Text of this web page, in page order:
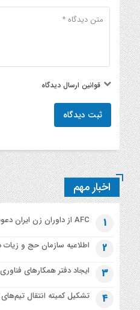
قوانین ارسال دیدگاه
ثبت دیدگاه
اخبار مهم
1 AFC از داوران زن ایران دعوت کرد
2 اطلاعیه‌ سازمان حج و زیات
3 ایجاد دفتر همکارهای
4 تشکیل کمیته انتقال